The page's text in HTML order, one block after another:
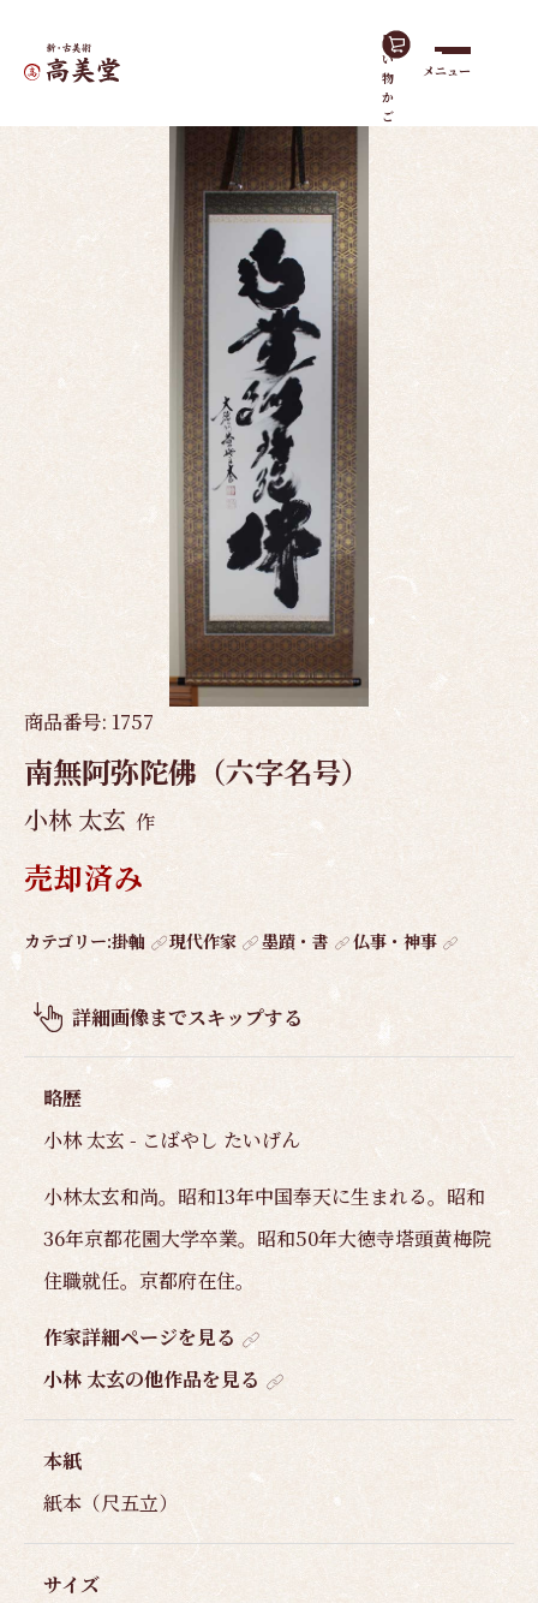
買
い
物
か
ご
メニュー
ホーム作品一覧
商品番号: 1757
南無阿弥陀佛（六字名号）
小林 太玄 作
売却済み
作
概
要
カテゴリー:掛軸 現代作家 墨蹟・書 仏事・神事
詳細画像までスキップする
略歴
小林 太玄 - こばやし たいげん
小林太玄和尚。昭和13年中国奉天に生まれる。昭和
36年京都花園大学卒業。昭和50年大徳寺塔頭黄梅院
住職就任。京都府在住。
作家詳細ページを見る
小林 太玄の他作品を見る
本紙
紙本（尺五立）
サイズ